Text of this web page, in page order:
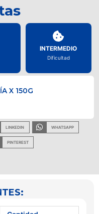
INTERMEDIO
Dificultad
X 150G
LINKEDIN WHATSAPP
PINTEREST